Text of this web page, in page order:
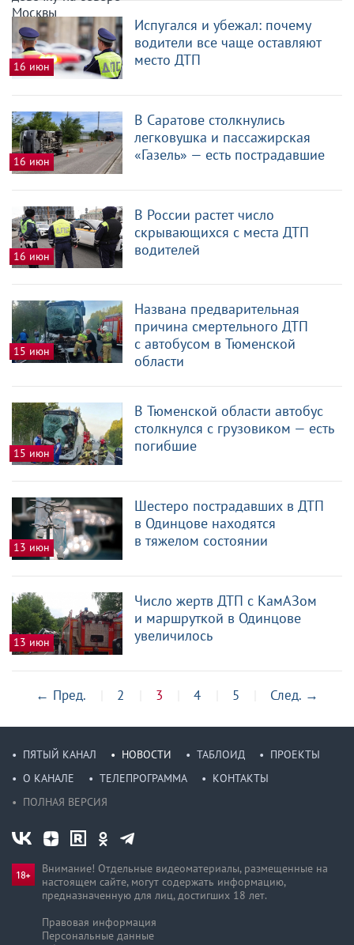
16 июн
Испугался и убежал: почему
водители все чаще оставляют
место ДТП
16 июн
В Саратове столкнулись
легковушка и пассажирская
«Газель» — есть пострадавшие
16 июн
В России растет число
скрывающихся с места ДТП
водителей
15 июн
Названа предварительная
причина смертельного ДТП
с автобусом в Тюменской
области
15 июн
В Тюменской области автобус
столкнулся с грузовиком — есть
погибшие
13 июн
Шестеро пострадавших в ДТП
в Одинцове находятся
в тяжелом состоянии
13 июн
Число жертв ДТП с КамАЗом
и маршруткой в Одинцове
увеличилось
← Пред. 2 3 4 5 След. →
ПЯТЫЙ КАНАЛ НОВОСТИ ТАБЛОИД
ПРОЕКТЫ
О КАНАЛЕ
ТЕЛЕПРОГРАММА
КОНТАКТЫ
ПОЛНАЯ ВЕРСИЯ
Внимание! Отдельные видеоматериалы, размещенные на
настоящем сайте, могут содержать информацию,
предназначен­ную для лиц, достигших 18 лет.
Правовая информация
Персональные данные